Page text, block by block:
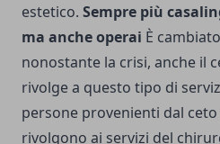
estetico. Sempre più
ma anche operai È
nonostante la crisi, anche il
rivolge a questo tipo di
persone provenienti dal
rivolgono ai servizi del